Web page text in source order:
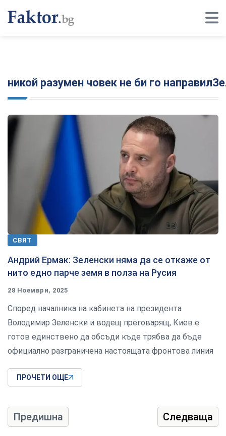
никой разумен човек не би го
СВЯТ
Андрий Ермак: Зеленски няма да се откаже от
нито едно парче земя в полза на Русия
28 Ноември, 2025
Според началника на кабинета на президента
Володимир Зеленски и водещ преговарящ, Киев е
готов единствено да обсъди къде трябва да бъде
официално разграничена настоящата фронтова линия
ПРОЧЕТИ ОЩЕ
Предишна Следваща